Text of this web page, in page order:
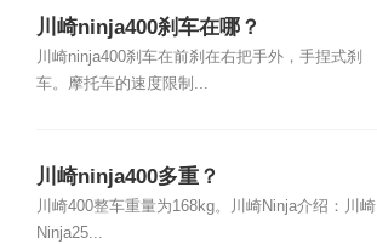
川崎ninja400刹车在哪？
川崎ninja400刹车在前刹在右把手外，手捏式刹
车。摩托车的速度限制...
川崎ninja400多重？
川崎400整车重量为168kg。川崎Ninja介绍：川崎
Ninja25...